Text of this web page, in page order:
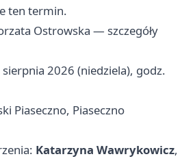
ten termin.
Ostrowska — szczegóły
2026 (niedziela), godz.
Piaseczno, Piaseczno
Katarzyna Wawrykowicz,